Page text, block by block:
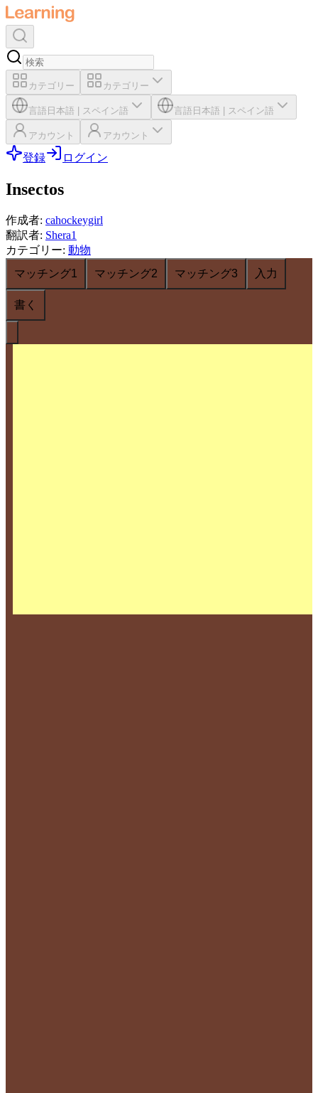
カテゴリー カテゴリー
言語 日本語 スペイン語 言語 日本語 スペイン語
アカウント アカウント
登録 ログイン
Insectos
作成者: cahockeygirl
翻訳者: Shera1
カテゴリー: 動物
マッチング1
マッチング2 マッチング3 入力
書く